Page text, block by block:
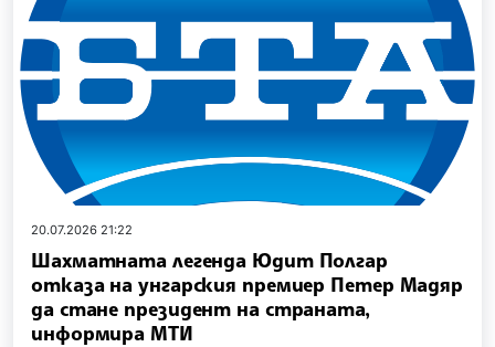
20.07.2026 21:22
Шахматната легенда Юдит Полгар
отказа на унгарския премиер Петер Мадяр
да стане президент на страната,
информира МТИ